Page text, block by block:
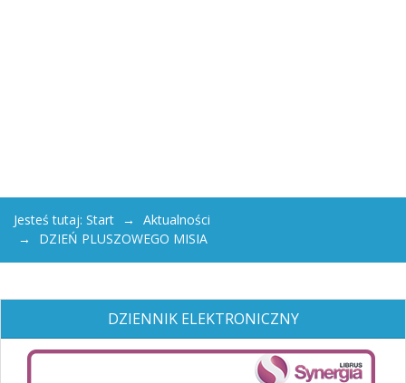
Jesteś tutaj: Start
Aktualności
DZIEŃ PLUSZOWEGO MISIA
DZIENNIK ELEKTRONICZNY